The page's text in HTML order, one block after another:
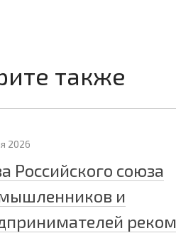
также
2026
Российского союза
и